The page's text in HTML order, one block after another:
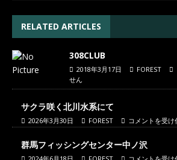
RELATED ARTICLES
308CLUB
2018年3月17日 FOREST
せん
サクラ咲く北川水系にて
2026年3月30日 FOREST コメントを受け
群馬フィッシングセンター中ノ沢